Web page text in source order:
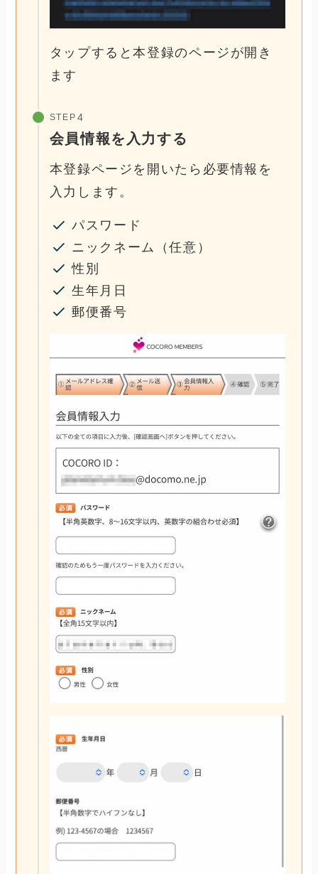
タップすると本登録のページが開き
ます
STEP
会員情報を入力する
本登録ページを開いたら必要情報を
入力します。
パスワード
ニックネーム（任意）
性別
生年月日
郵便番号